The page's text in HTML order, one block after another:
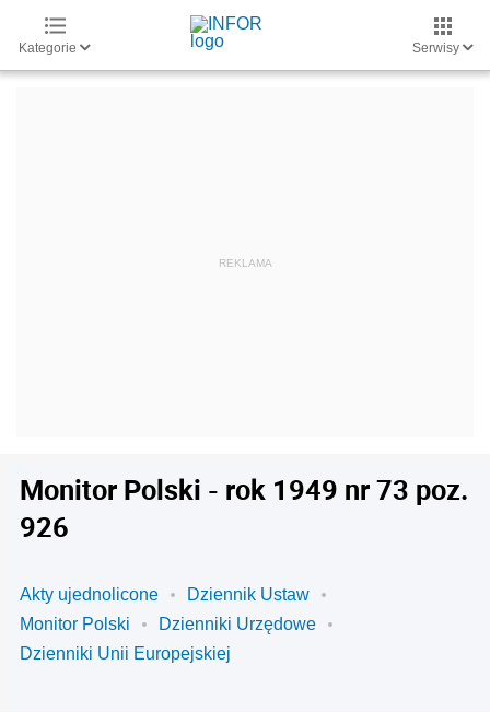
Kategorie Serwisy
Monitor Polski - rok 1949 nr 73 poz.
926
Akty ujednolicone
Dziennik Ustaw
Monitor Polski
Dzienniki Urzędowe
Dzienniki Unii Europejskiej